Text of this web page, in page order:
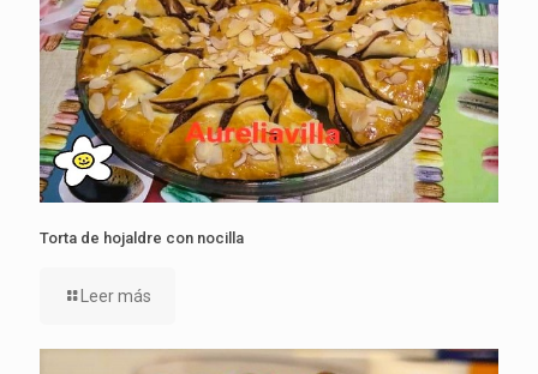
Torta de hojaldre con nocilla
Leer más